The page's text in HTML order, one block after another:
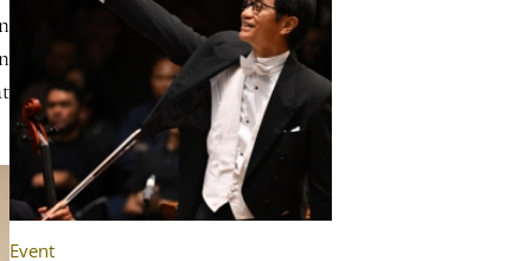
Event